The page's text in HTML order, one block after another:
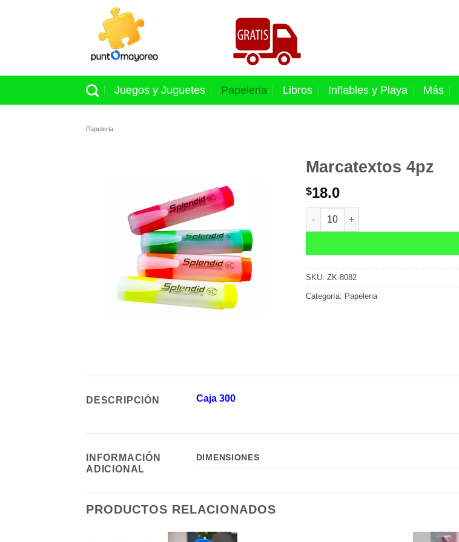
Juegos y Juguetes Papeleria Libros Inflables y Playa Más
Papeleria
Marcatextos 4pz
$18.0
Marcatextos 4pz cantidad
SKU:ZK-8082
Categoría: Papeleria
DESCRIPCIÓN Caja 300
INFORMACIÓN
ADICIONAL
DIMENSIONES
PRODUCTOS RELACIONADOS